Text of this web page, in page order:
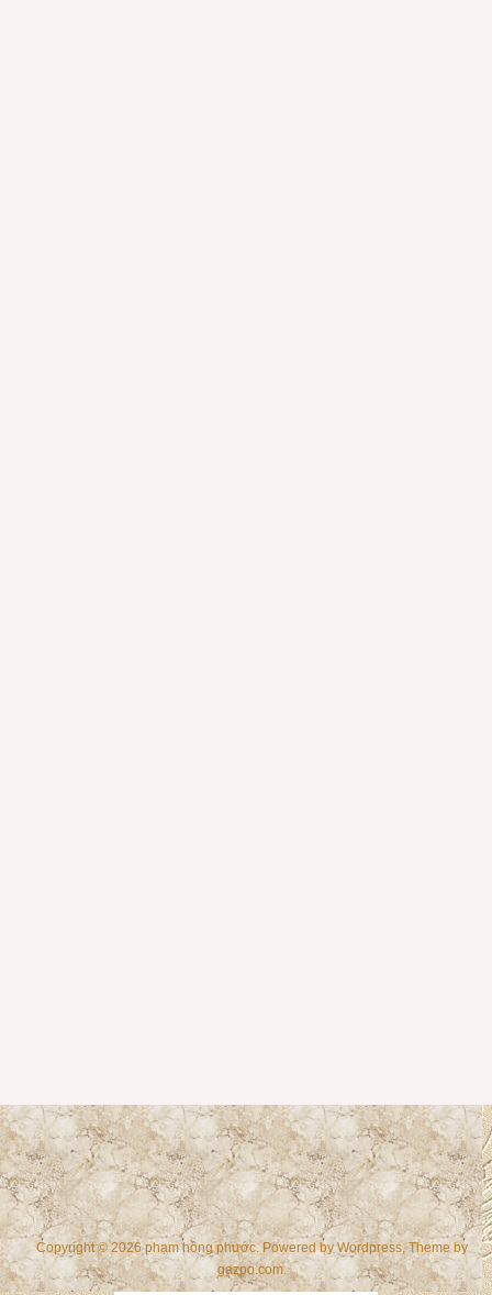
Copyright © 2026 phạm hồng phước. Powered byWordpress, Theme by
gazpo.com.